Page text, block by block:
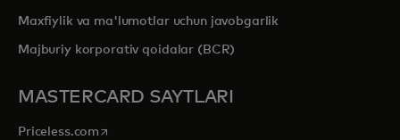
Maxfiylik va ma'lumotlar uchun javobgarlik
Majburiy korporativ qoidalar (BCR)
MASTERCARD SAYTLARI
Priceless.com opens in a new tab